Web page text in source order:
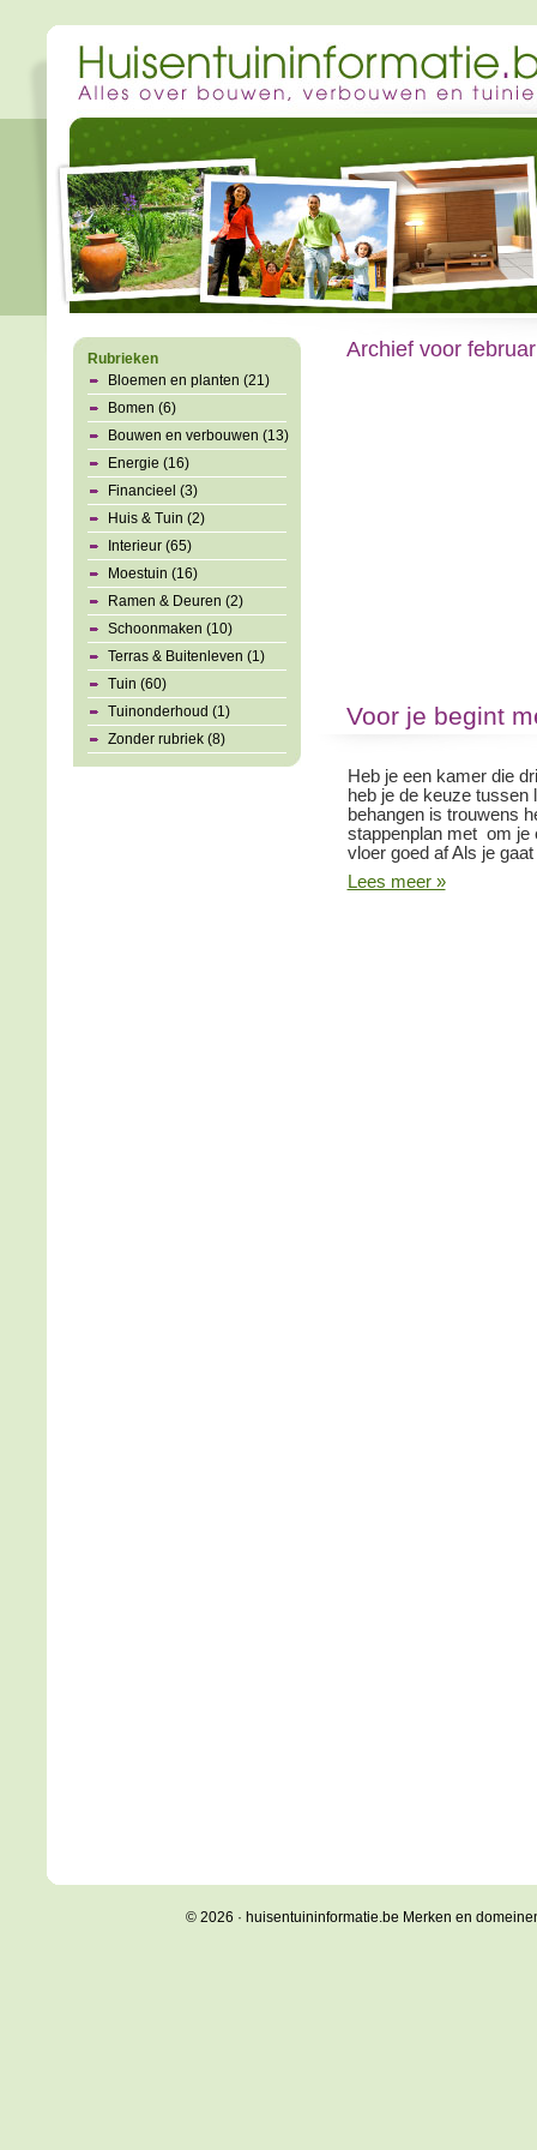
Rubrieken
Bloemen en planten (21)
Bomen (6)
Bouwen en verbouwen (13)
Energie (16)
Financieel (3)
Huis & Tuin (2)
Interieur (65)
Moestuin (16)
Ramen & Deuren (2)
Schoonmaken (10)
Terras & Buitenleven (1)
Tuin (60)
Tuinonderhoud (1)
Zonder rubriek (8)
Archief voor
Voor je begint
Heb je een kamer die
heb je de keuze tussen
behangen is trouwens
stappenplan met om je
vloer goed af Als je
Lees meer »
© 2026 · huisentuininformatie.be Merken en